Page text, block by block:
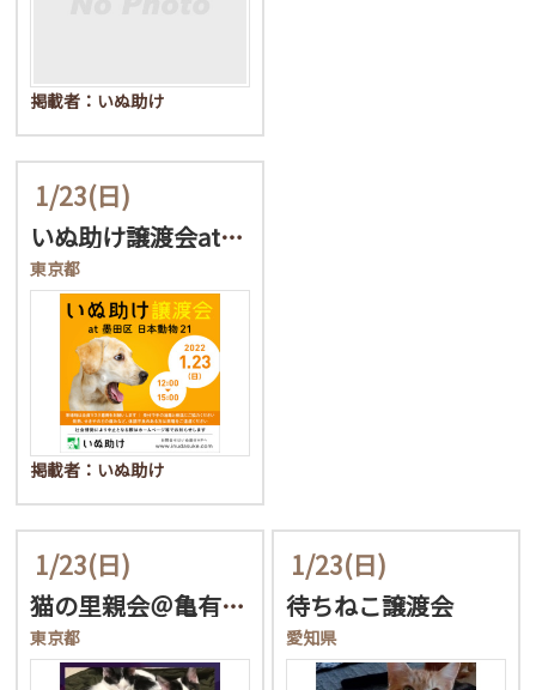
掲載者：いぬ助け
1/23(日)
いぬ助け譲渡会at墨田区…
東京都
掲載者：いぬ助け
1/23(日)
猫の里親会＠亀有ちびにゃ…
東京都
1/23(日)
待ちねこ譲渡会
愛知県